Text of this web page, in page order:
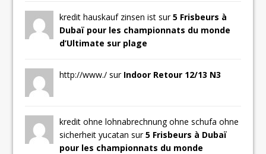
kredit hauskauf zinsen ist sur5 Frisbeurs à
Dubaï pour les championnats du monde
d’Ultimate sur plage
http://www./ sur Indoor Retour 12/13 N3
kredit ohne lohnabrechnung ohne schufa ohne
sicherheit yucatan sur5 Frisbeurs à Dubaï
pour les championnats du monde